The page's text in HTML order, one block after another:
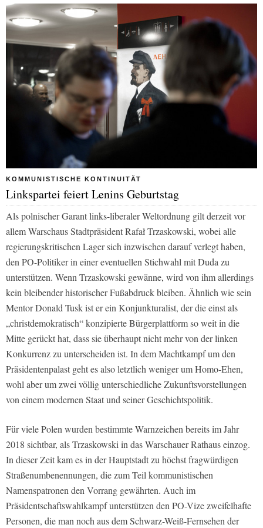
KOMMUNISTISCHE KONTINUITÄT
Linkspartei feiert Lenins Geburtstag
Als polnischer Garant links-liberaler Weltordnung gilt derzeit vor
allem Warschaus Stadtpräsident Rafał Trzaskowski, wobei alle
regierungskritischen Lager sich inzwischen darauf verlegt haben,
den PO-Politiker in einer eventuellen Stichwahl mit Duda zu
unterstützen. Wenn Trzaskowski gewänne, wird von ihm allerdings
kein bleibender historischer Fußabdruck bleiben. Ähnlich wie sein
Mentor Donald Tusk ist er ein Konjunkturalist, der die einst als
„christdemokratisch“ konzipierte Bürgerplattform so weit in die
Mitte gerückt hat, dass sie überhaupt nicht mehr von der linken
Konkurrenz zu unterscheiden ist. In dem Machtkampf um den
Präsidentenpalast geht es also letztlich weniger um Homo-Ehen,
wohl aber um zwei völlig unterschiedliche Zukunftsvorstellungen
von einem modernen Staat und seiner Geschichtspolitik.
Für viele Polen wurden bestimmte Warnzeichen bereits im Jahr
2018 sichtbar, als Trzaskowski in das Warschauer Rathaus einzog.
In dieser Zeit kam es in der Hauptstadt zu höchst fragwürdigen
Straßenumbenennungen, die zum Teil kommunistischen
Namenspatronen den Vorrang gewährten. Auch im
Präsidentschaftswahlkampf unterstützen den PO-Vize zweifelhafte
Personen, die man noch aus dem Schwarz-Weiß-Fernsehen der